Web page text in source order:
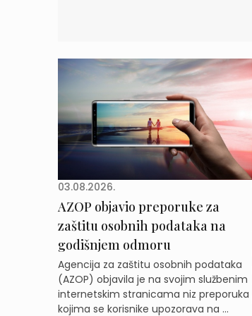
03.08.2026.
AZOP objavio preporuke za
zaštitu osobnih podataka na
godišnjem odmoru
Agencija za zaštitu osobnih podataka
(AZOP) objavila je na svojim službenim
internetskim stranicama niz preporuka
kojima se korisnike upozorava na ...